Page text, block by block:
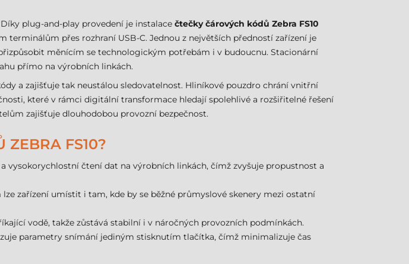
plug-and-play provedení je instalace čtečky čárových kódů Zebra FS10
přes rozhraní USB-C. Jednou z největších předností zařízení je
měnícím se technologickým potřebám i v budoucnu. Stacionární
přímo na výrobních linkách.
a zajišťuje tak neustálou sledovatelnost. Hliníkové pouzdro chrání vnitřní
které v rámci digitální transformace hledají spolehlivé a rozšiřitelné řešení
zajišťuje dlouhodobou provozní bezpečnost.
ZEBRA FS10?
vysokorychlostní čtení dat na výrobních linkách, čímž zvyšuje propustnost a
zařízení umístit i tam, kde by se běžné průmyslové skenery mezi ostatní
vodě, takže zůstává stabilní i v náročných provozních podmínkách.
parametry snímání jediným stisknutím tlačítka, čímž minimalizuje čas